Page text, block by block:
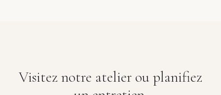
Visitez notre atelier ou planifiez